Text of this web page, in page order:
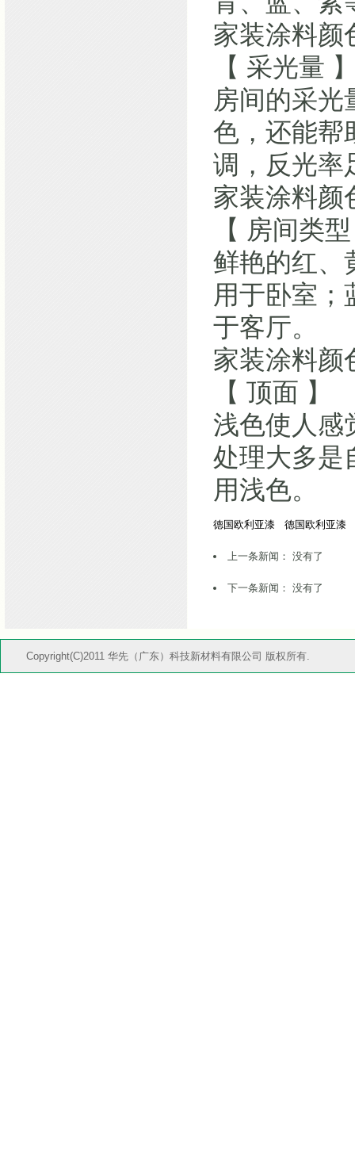
家装涂料颜
【 采光量
房间的采光
色，还能帮
调，反光率
家装涂料颜
【 房间类
鲜艳的红、
用于卧室；
于客厅。
家装涂料颜
【 顶面 】
浅色使人感
处理大多是
用浅色。
德国欧利亚漆 德国欧利亚漆
上一条新闻： 没有了
下一条新闻：没有了
Copyright(C)2011 华先（广东）科技新材料有限公司 版权所有.